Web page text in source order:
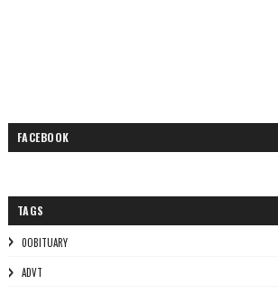
FACEBOOK
TAGS
0OBITUARY
ADVT